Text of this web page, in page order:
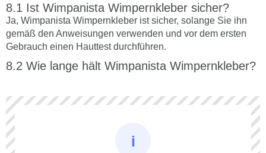
Ist Wimpanista Wimpernkleber sicher?
Ja, Wimpanista Wimpernkleber ist sicher, solange Sie ihn
gemäß den Anweisungen verwenden und vor dem ersten
Gebrauch einen Hauttest durchführen.
Wie lange hält Wimpanista Wimpernkleber?